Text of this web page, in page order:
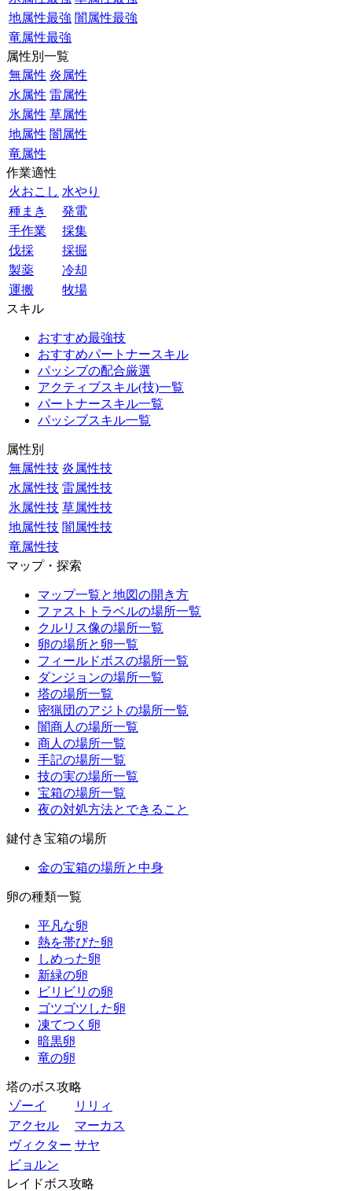
地属性最強 闇属性最強
竜属性最強
属性別一覧
無属性 炎属性
水属性 雷属性
氷属性 草属性
地属性 闇属性
竜属性
作業適性
火おこし 水やり
種まき
発電
手作業
採集
伐採
採掘
製薬
冷却
運搬
牧場
スキル
おすすめ最強技
おすすめパートナースキル
パッシブの配合厳選
アクティブスキル(技)一覧
パートナースキル一覧
パッシブスキル一覧
属性別
無属性技 炎属性技
水属性技 雷属性技
氷属性技 草属性技
地属性技 闇属性技
竜属性技
マップ・探索
マップ一覧と地図の開き方
ファストトラベルの場所一覧
クルリス像の場所一覧
卵の場所と卵一覧
フィールドボスの場所一覧
ダンジョンの場所一覧
塔の場所一覧
密猟団のアジトの場所一覧
闇商人の場所一覧
商人の場所一覧
手記の場所一覧
技の実の場所一覧
宝箱の場所一覧
夜の対処方法とできること
鍵付き宝箱の場所
金の宝箱の場所と中身
卵の種類一覧
平凡な卵
熱を帯びた卵
しめった卵
新緑の卵
ビリビリの卵
ゴツゴツした卵
凍てつく卵
暗黒卵
竜の卵
塔のボス攻略
ゾーイ
リリィ
アクセル
マーカス
ヴィクター サヤ
ビョルン
レイドボス攻略